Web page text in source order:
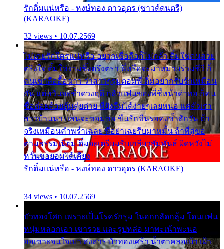
รักติ๋มแน่หรือ - หงษ์ทอง ดาวอุดร (ซาวด์ดนตรี)
(KARAOKE)
32 views • 10.07.2569
ไม่เคยรักใครแน่หรือ อยากเชื่อถือก็ไม่กล้า ติ๋มใช่คนสวย
ตรึงใจ ติ๋มใช่งามซึ้งตรึงตรา พี่หรือจะมาหมายร่วมชีวี ก็
คนเขาลืออื้อฉาว ว่าสาวๆรุมตอมพี่ ติ๋มอยากรับรักเหมือน
กัน แต่หวั่นจะช้ำดวงฤดี กลัวแฟนของพี่ชี้หน้าด่าทอ ก็คน
ชื่อต๋อยต้อยตุ้มตุ๋ยต่าย พี่ยังลืมได้ง่ายๆเลยหนอ แค่ตัวเรา
สาวบ้านนา แสนจะซอมซ่อ ขืนรักขืนรอคงช้ำสักวัน ถ้า
จริงเหมือนคำพร่ำเฉลย พี่อย่าเฉยรีบมาหมั้น ถ้าพี่สู่ขอ
ตามธรรมเนียม ติ๋มจะเตรียมรับเกลียวสัมพันธ์ ผิดหวังไม่
หวั่นขอยอมได้เคียง
รักติ๋มแน่หรือ - หงษ์ทอง ดาวอุดร (KARAOKE)
34 views • 10.07.2569
บัวทองโศก เพราะเป็นโรครักรุม ในอกกลัดกลุ้ม โดนแฟน
หนุ่มหลอกเอา เขารวย และรูปหล่อ มาพะเน้าพะนอ
ออเซาะจนใจเบา สงสาร บัวทองเศร้า น้ำตาคลอเบ้า เฝ้า